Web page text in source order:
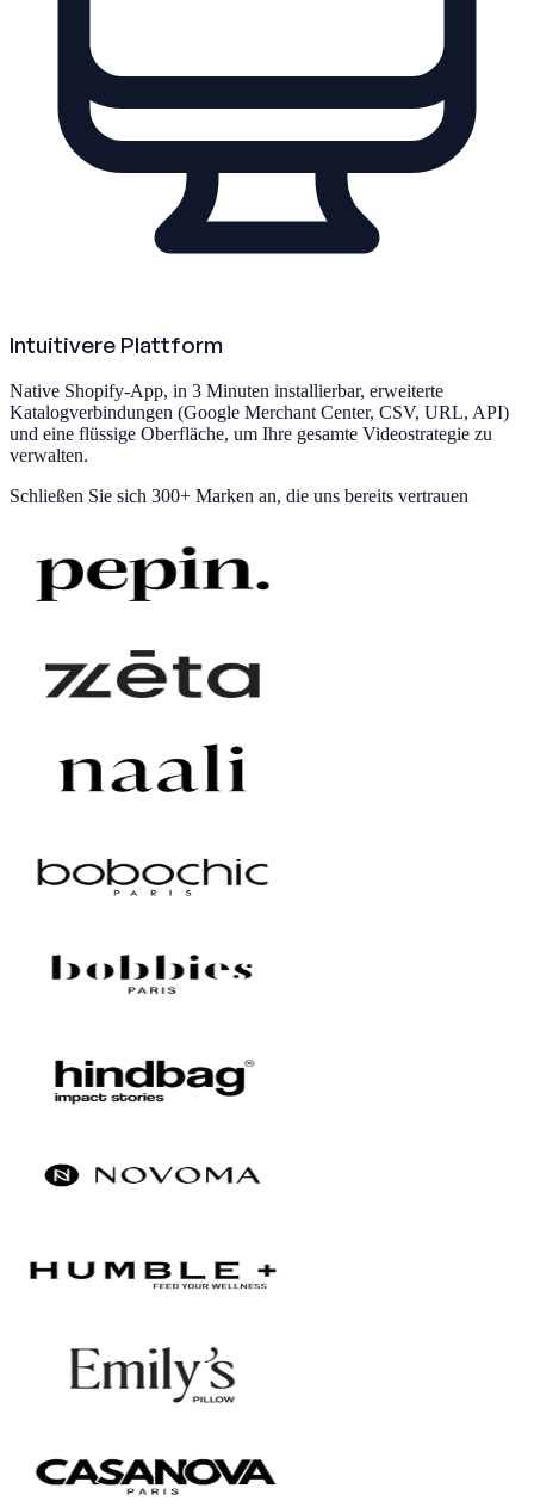
Intuitivere Plattform
Native Shopify-App, in 3 Minuten installierbar, erweiterte
Katalogverbindungen (Google Merchant Center, CSV, URL, API)
und eine flüssige Oberfläche, um Ihre gesamte Videostrategie zu
verwalten.
Schließen Sie sich 300+ Marken an, die uns bereits vertrauen